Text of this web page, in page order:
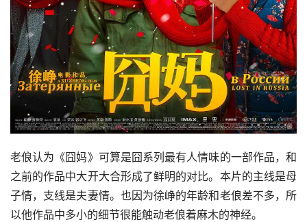
老俍认为《囧妈》可算是囧系列最有人情味的一部作品，和
之前的作品中大开大合形成了鲜明的对比。本片的主线是母
子情，支线是夫妻情。也因为徐峥的年龄和老俍差不多，所
以他作品中多小的细节很能触动老俍着麻木的神经。